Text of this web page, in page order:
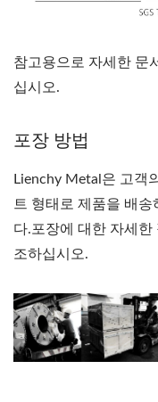
참고용으로 자세한 문
십시오.
포장 방법
Lienchy Metal은 고객
트 형태로 제품을 배송
다.포장에 대한 자세한
조하십시오.